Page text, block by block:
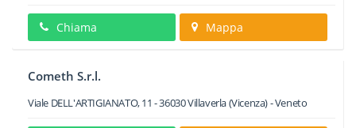
Chiama Mappa
Cometh S.r.l.
Viale DELL'ARTIGIANATO, 11 -36030Villaverla(Vicenza) -Veneto